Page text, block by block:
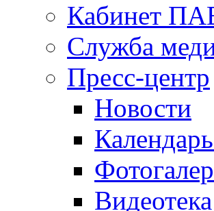
Кабинет
Служба
Пресс-центр
Новости
Видеотека